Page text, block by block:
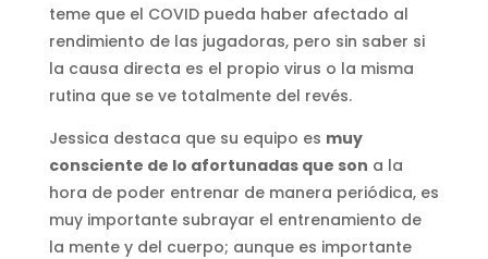
teme que el COVID pueda haber afectado al
rendimiento de las jugadoras, pero sin saber si
la causa directa es el propio virus o la misma
rutina que se ve totalmente del revés.
Jessica destaca que su equipo es muy
consciente de lo afortunadas que son a la
hora de poder entrenar de manera periódica, es
muy importante subrayar el entrenamiento de
la mente y del cuerpo; aunque es importante